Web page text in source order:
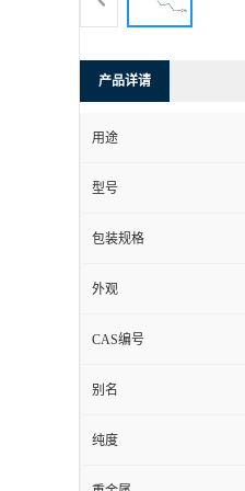
产品详请
用途
型号
包装规格
外观
CAS编号
别名
纯度